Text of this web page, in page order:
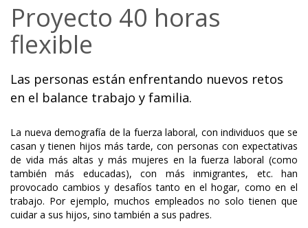
Proyecto 40 horas
flexible
Las personas están enfrentando nuevos retos
en el balance trabajo y familia.
La nueva demografía de la fuerza laboral, con individuos que se
casan y tienen hijos más tarde, con personas con expectativas
de vida más altas y más mujeres en la fuerza laboral (como
también más educadas), con más inmigrantes, etc. han
provocado cambios y desafíos tanto en el hogar, como en el
trabajo. Por ejemplo, muchos empleados no solo tienen que
cuidar a sus hijos, sino también a sus padres.